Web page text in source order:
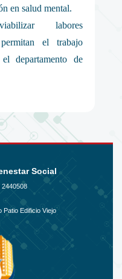
en salud mental.
labores
el trabajo
departamento de
Social
2440508
Patio Edificio Viejo